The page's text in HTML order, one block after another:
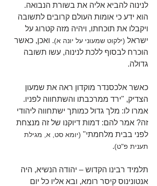
לנינוה להביא אליה את בשורת הנבואה.
הוא ידע כי אומות העולם קרובים לתשובה
ויקבלו את תוכחתו, ויהיה מזה קטרוג על
ישראל (ילקוט שמעוני על יונה א). ואכן, כאשר
הוכרח לבסוף ללכת לנינוה, עשו תשובה
גדולה.
כאשר אלכסנדר מוקדון ראה את שמעון
הצדיק, "ירד ממרכבתו והשתחווה לפניו.
אמרו לו: מלך גדול כמותך ישתחווה ליהודי
זה? אמר להם: דמות דיוקנו של זה מנצחת
לפני בבית מלחמתי" (יומא סט, א, מגילת
תענית פ"ט).
תלמיד רבינו הקדוש – יהודה הנשיא, היה
אנטונינוס קיסר רומא, ובא אליו כל יום